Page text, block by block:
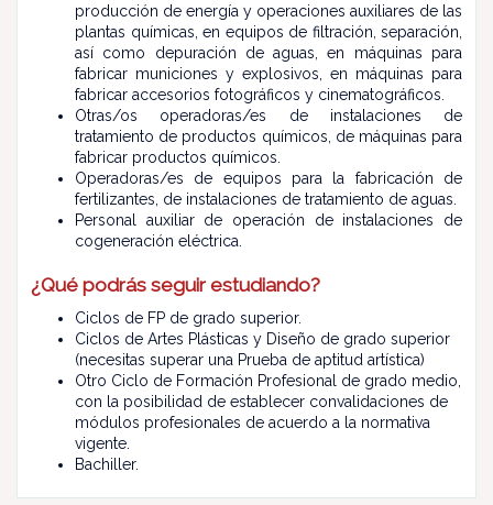
producción de energía y operaciones auxiliares de las
plantas químicas, en equipos de filtración, separación,
así como depuración de aguas, en máquinas para
fabricar municiones y explosivos, en máquinas para
fabricar accesorios fotográficos y cinematográficos.
Otras/os operadoras/es de instalaciones de
tratamiento de productos químicos, de máquinas para
fabricar productos químicos.
Operadoras/es de equipos para la fabricación de
fertilizantes, de instalaciones de tratamiento de aguas.
Personal auxiliar de operación de instalaciones de
cogeneración eléctrica.
¿Qué podrás seguir estudiando?
Ciclos de FP de grado superior.
Ciclos de Artes Plásticas y Diseño de grado superior
(necesitas superar una Prueba de aptitud artística)
Otro Ciclo de Formación Profesional de grado medio,
con la posibilidad de establecer convalidaciones de
módulos profesionales de acuerdo a la normativa
vigente.
Bachiller.